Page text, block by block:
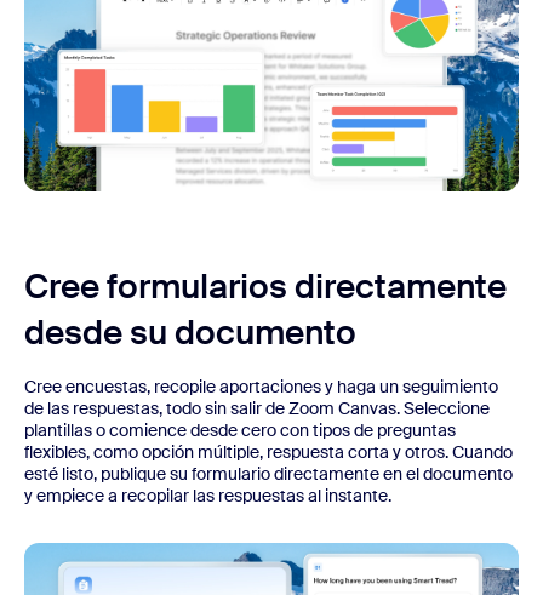
Cree formularios directamente
desde su documento
Cree encuestas, recopile aportaciones y haga un seguimiento
de las respuestas, todo sin salir de Zoom Canvas. Seleccione
plantillas o comience desde cero con tipos de preguntas
flexibles, como opción múltiple, respuesta corta y otros. Cuando
esté listo, publique su formulario directamente en el documento
y empiece a recopilar las respuestas al instante.